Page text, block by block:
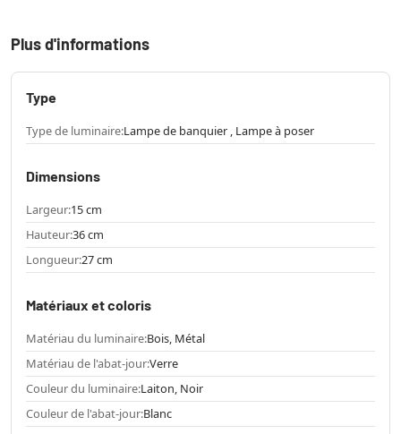
Plus d'informations
Type
Type de luminaire:Lampe de banquier , Lampe à poser
Dimensions
Largeur:15 cm
Hauteur:36 cm
Longueur:27 cm
Matériaux et coloris
Matériau du luminaire:Bois, Métal
Matériau de l'abat-jour:Verre
Couleur du luminaire:Laiton, Noir
Couleur de l'abat-jour:Blanc